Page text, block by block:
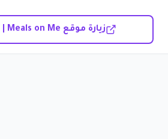
زيارة موقع Meals on Me | ميلز اون مي